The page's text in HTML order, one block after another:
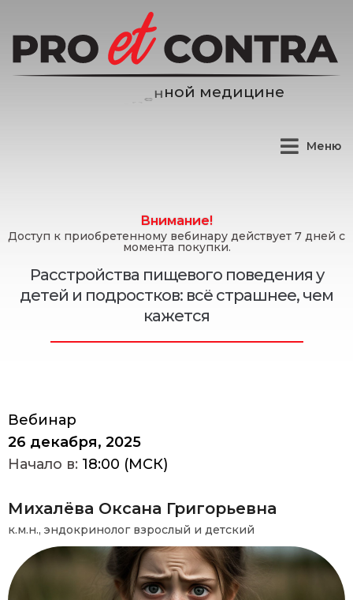
и цине
Меню
Внимание!
Доступ к приобретенному вебинару действует 7 дней с
момента покупки.
Расстройства пищевого поведения у
детей и подростков: всё страшнее, чем
кажется
Вебинар
26 декабря, 2025
Начало в: 18:00 (МСК)
Михалёва Оксана Григорьевна
к.м.н., эндокринолог взрослый и детский